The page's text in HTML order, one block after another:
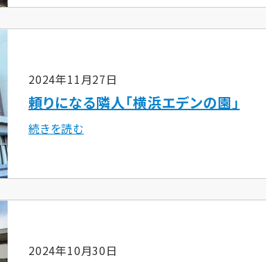
2024年11月27日
頼りになる隣人「横浜エデンの園」
続きを読む
2024年10月30日